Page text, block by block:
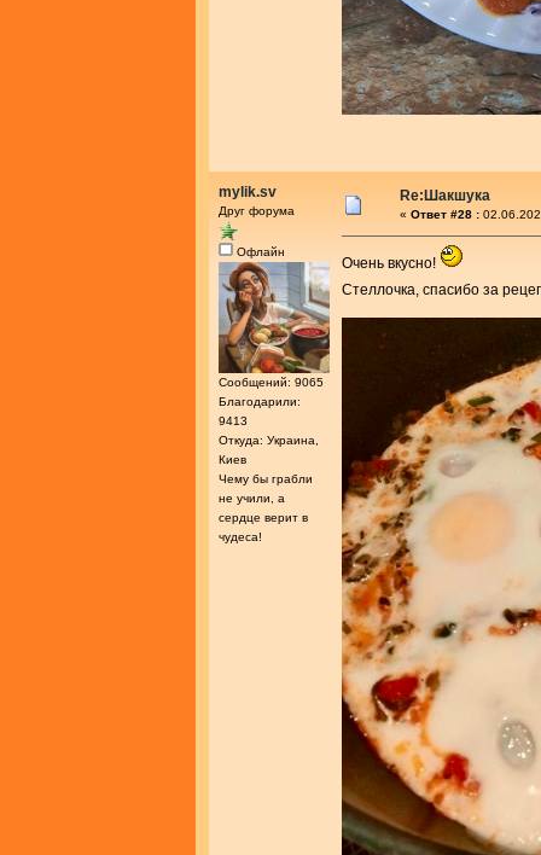
mylik.sv
Друг форума
Офлайн
Сообщений: 9065
Благодарили:
9413
Откуда: Украина,
Киев
Чему бы грабли
не учили, а
сердце верит в
чудеса!
Re:Шакшука
« Ответ #28 :
Очень вкусно!
Стеллочка, спасибо за